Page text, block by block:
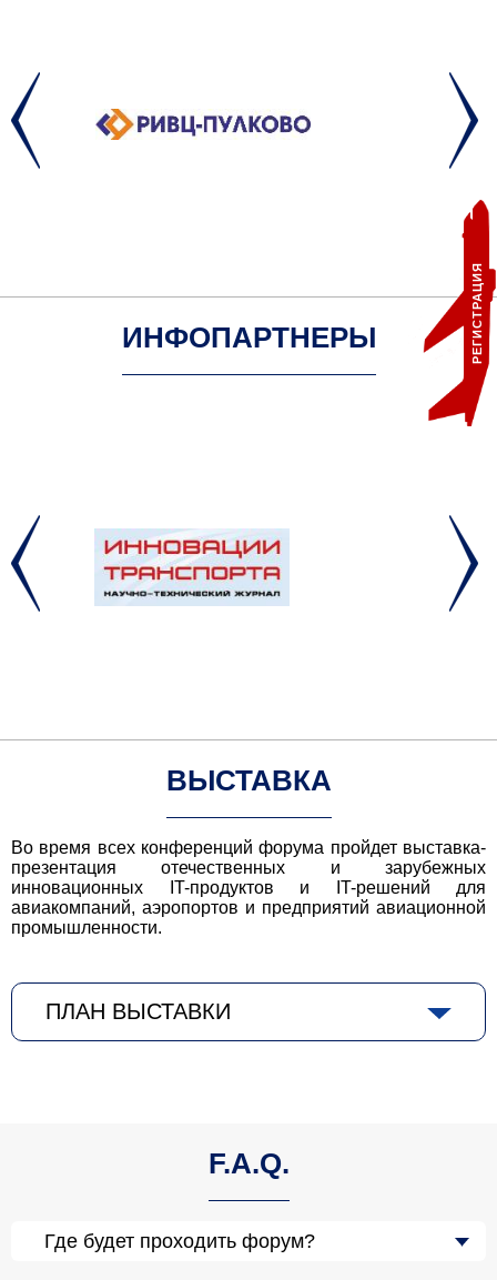
РЕГИСТРАЦИЯ
ИНФОПАРТНЕРЫ
ВЫСТАВКА
Во время всех конференций форума пройдет выставка-
презентация отечественных и зарубежных
инновационных IT-продуктов и IT-решений для
авиакомпаний, аэропортов и предприятий авиационной
промышленности.
ПЛАН ВЫСТАВКИ
F.A.Q.
Где будет проходить форум?